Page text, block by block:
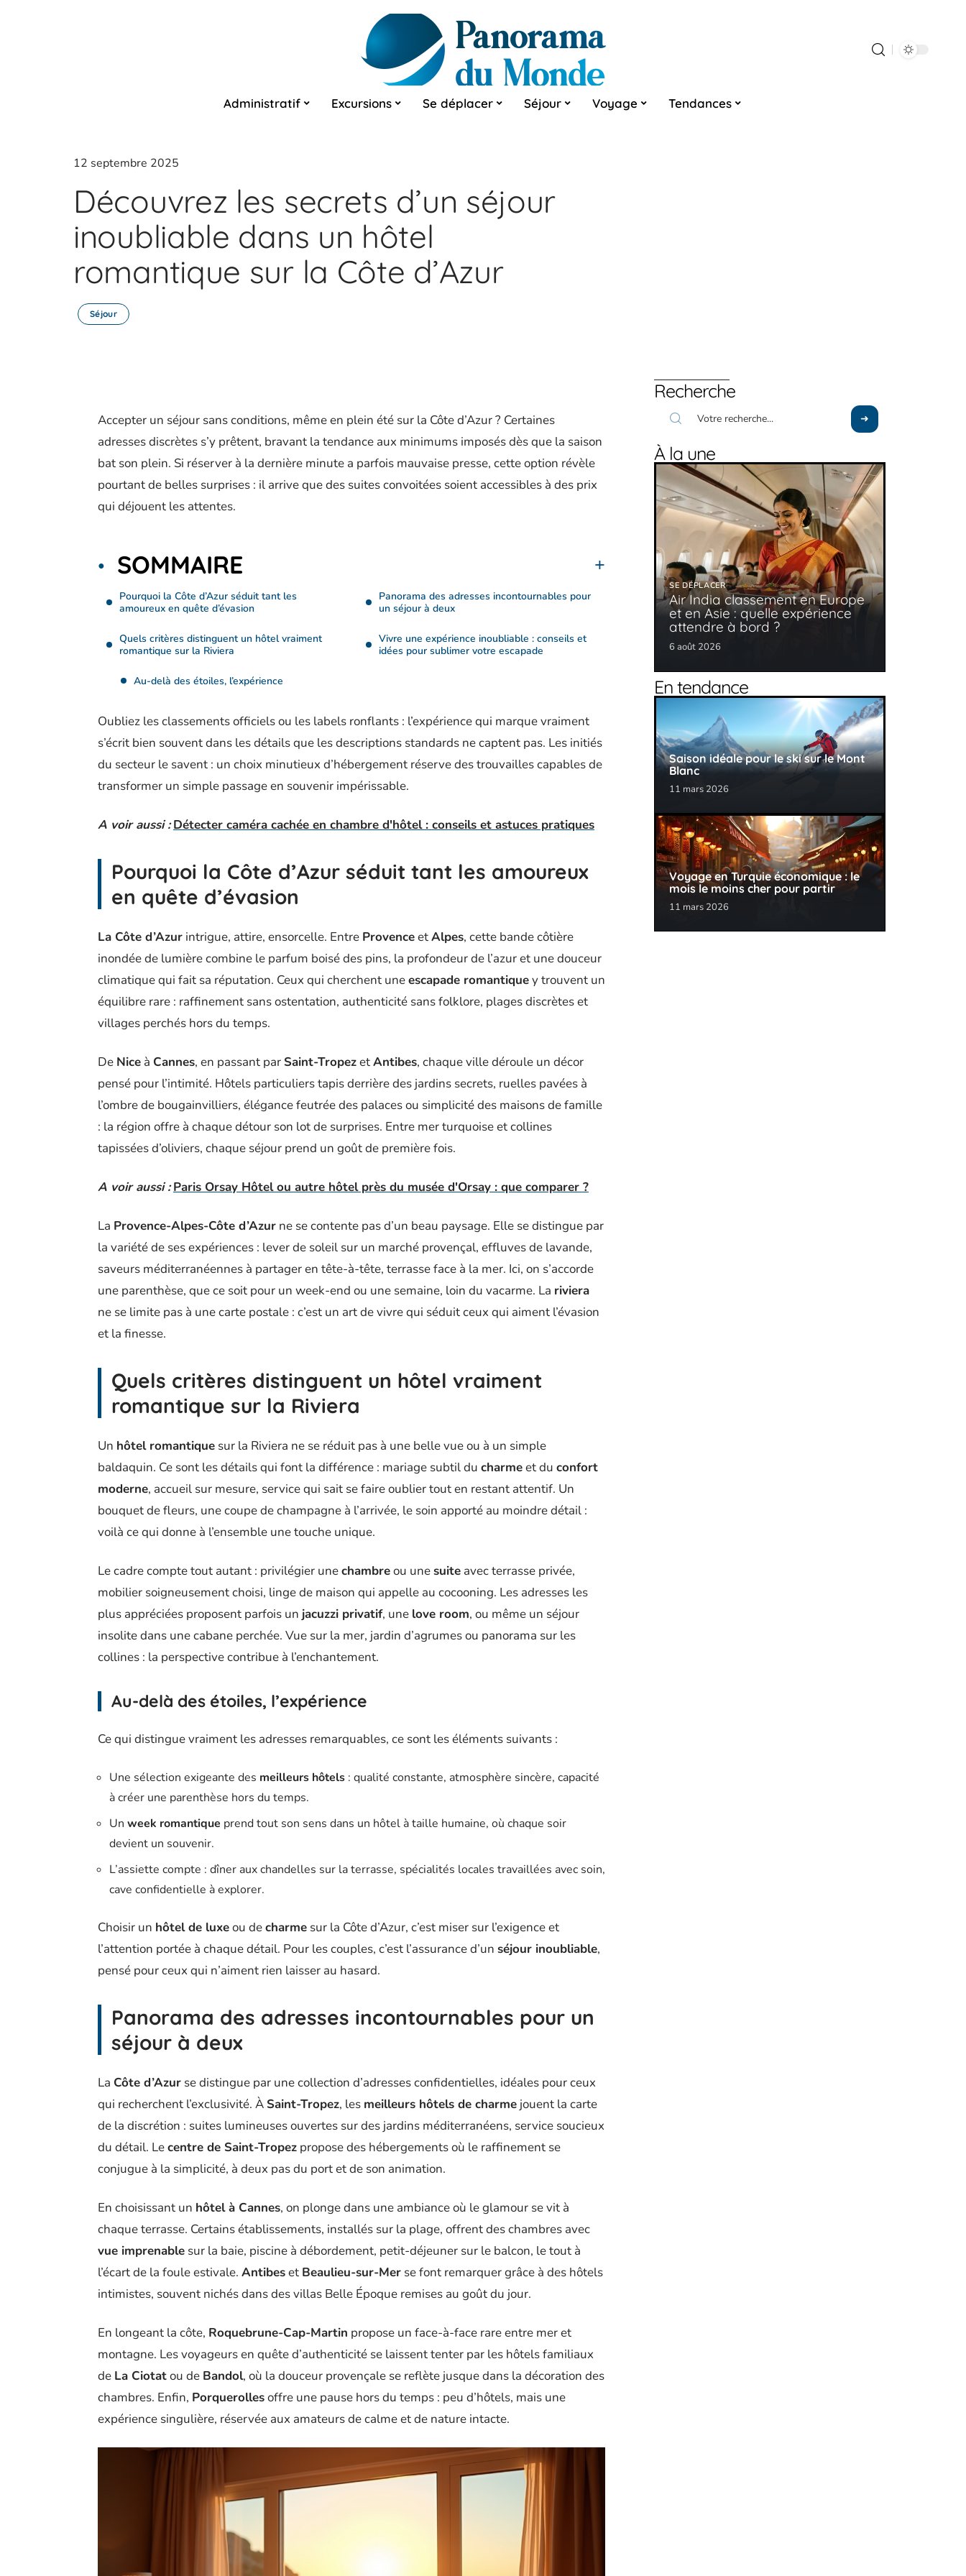
Administratif Excursions Se déplacer Séjour Voyage Tendances
12 septembre 2025
Découvrez les secrets d’un séjour
inoubliable dans un hôtel
romantique sur la Côte d’Azur
Séjour
Accepter un séjour sans conditions, même en plein été sur la Côte d’Azur ? Certaines
adresses discrètes s’y prêtent, bravant la tendance aux minimums imposés dès que la saison
bat son plein. Si réserver à la dernière minute a parfois mauvaise presse, cette option révèle
pourtant de belles surprises : il arrive que des suites convoitées soient accessibles à des prix
qui déjouent les attentes.
SOMMAIRE
Pourquoi la Côte d’Azur séduit tant les
amoureux en quête d’évasion
Quels critères distinguent un hôtel vraiment
romantique sur la Riviera
Au-delà des étoiles, l’expérience
Panorama des adresses incontournables pour
un séjour à deux
Vivre une expérience inoubliable : conseils et
idées pour sublimer votre escapade
Oubliez les classements officiels ou les labels ronflants : l’expérience qui marque vraiment
s’écrit bien souvent dans les détails que les descriptions standards ne captent pas. Les initiés
du secteur le savent : un choix minutieux d’hébergement réserve des trouvailles capables de
transformer un simple passage en souvenir impérissable.
A voir aussi : Détecter caméra cachée en chambre d'hôtel : conseils et astuces pratiques
Pourquoi la Côte d’Azur séduit tant les amoureux
en quête d’évasion
La Côte d’Azur intrigue, attire, ensorcelle. Entre ProvenceetAlpes, cette bande côtière
inondée de lumière combine le parfum boisé des pins, la profondeur de l’azur et une douceur
climatique qui fait sa réputation. Ceux qui cherchent uneescapade romantiquey trouvent un
équilibre rare : raffinement sans ostentation, authenticité sans folklore, plages discrètes et
villages perchés hors du temps.
De Nice à Cannes, en passant par Saint-TropezetAntibes, chaque ville déroule un décor
pensé pour l’intimité. Hôtels particuliers tapis derrière des jardins secrets, ruelles pavées à
l’ombre de bougainvilliers, élégance feutrée des palaces ou simplicité des maisons de famille
: la région offre à chaque détour son lot de surprises. Entre mer turquoise et collines
tapissées d’oliviers, chaque séjour prend un goût de première fois.
A voir aussi : Paris Orsay Hôtel ou autre hôtel près du musée d'Orsay : que comparer ?
La Provence-Alpes-Côte d’Azur ne se contente pas d’un beau paysage. Elle se distingue par
la variété de ses expériences : lever de soleil sur un marché provençal, effluves de lavande,
saveurs méditerranéennes à partager en tête-à-tête, terrasse face à la mer. Ici, on s’accorde
une parenthèse, que ce soit pour un week-end ou une semaine, loin du vacarme. La riviera
ne se limite pas à une carte postale : c’est un art de vivre qui séduit ceux qui aiment l’évasion
et la finesse.
Quels critères distinguent un hôtel vraiment
romantique sur la Riviera
Un hôtel romantique sur la Riviera ne se réduit pas à une belle vue ou à un simple
baldaquin. Ce sont les détails qui font la différence : mariage subtil du charmeet du confort
moderne, accueil sur mesure, service qui sait se faire oublier tout en restant attentif. Un
bouquet de fleurs, une coupe de champagne à l’arrivée, le soin apporté au moindre détail :
voilà ce qui donne à l’ensemble une touche unique.
Le cadre compte tout autant : privilégier unechambreou unesuite avec terrasse privée,
mobilier soigneusement choisi, linge de maison qui appelle au cocooning. Les adresses les
plus appréciées proposent parfois un jacuzzi privatif, une love room, ou même un séjour
insolite dans une cabane perchée. Vue sur la mer, jardin d’agrumes ou panorama sur les
collines : la perspective contribue à l’enchantement.
Au-delà des étoiles, l’expérience
Ce qui distingue vraiment les adresses remarquables, ce sont les éléments suivants :
Une sélection exigeante des meilleurs hôtels : qualité constante, atmosphère sincère, capacité
à créer une parenthèse hors du temps.
Un week romantique prend tout son sens dans un hôtel à taille humaine, où chaque soir
devient un souvenir.
L’assiette compte : dîner aux chandelles sur la terrasse, spécialités locales travaillées avec soin,
cave confidentielle à explorer.
Choisir un hôtel de luxeou decharme sur la Côte d’Azur, c’est miser sur l’exigence et
l’attention portée à chaque détail. Pour les couples, c’est l’assurance d’un séjour inoubliable,
pensé pour ceux qui n’aiment rien laisser au hasard.
Panorama des adresses incontournables pour un
séjour à deux
La Côte d’Azur se distingue par une collection d’adresses confidentielles, idéales pour ceux
qui recherchent l’exclusivité. À Saint-Tropez, les meilleurs hôtels de charme jouent la carte
de la discrétion : suites lumineuses ouvertes sur des jardins méditerranéens, service soucieux
du détail. Lecentre de Saint-Tropez propose des hébergements où le raffinement se
conjugue à la simplicité, à deux pas du port et de son animation.
En choisissant un hôtel à Cannes, on plonge dans une ambiance où le glamour se vit à
chaque terrasse. Certains établissements, installés sur la plage, offrent des chambres avec
vue imprenable sur la baie, piscine à débordement, petit-déjeuner sur le balcon, le tout à
l’écart de la foule estivale. Antibeset Beaulieu-sur-Mer se font remarquer grâce à des hôtels
intimistes, souvent nichés dans des villas Belle Époque remises au goût du jour.
En longeant la côte, Roquebrune-Cap-Martin propose un face-à-face rare entre mer et
montagne. Les voyageurs en quête d’authenticité se laissent tenter par les hôtels familiaux
de La Ciotatou de Bandol, où la douceur provençale se reflète jusque dans la décoration des
chambres. Enfin, Porquerollesoffre une pause hors du temps : peu d’hôtels, mais une
expérience singulière, réservée aux amateurs de calme et de nature intacte.
Recherche
À la une
SE DÉPLACER
Air India classement en Europe
et en Asie : quelle expérience
attendre à bord ?
6 août 2026
En tendance
Saison idéale pour le ski sur le Mont
Blanc
11 mars 2026
Voyage en Turquie économique : le
mois le moins cher pour partir
11 mars 2026